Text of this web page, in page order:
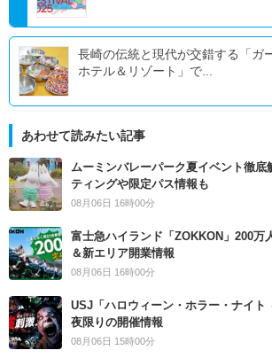
長崎の伝統と現代が交錯する「ガ
ホテル＆リゾート」で...
あわせて読みたい記事
ムーミンバレーパーク夏イベント徹底
ティングや限定パス情報も
08月06日 16時00分
富士急ハイランド「ZOKKON」200万
＆新エリア開業情報
08月06日 16時00分
USJ「ハロウィーン・ホラー・ナイト
夜限りの開催情報
08月06日 15時00分